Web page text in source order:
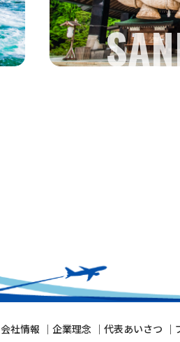
会社情報 企業理念 代表あいさつ